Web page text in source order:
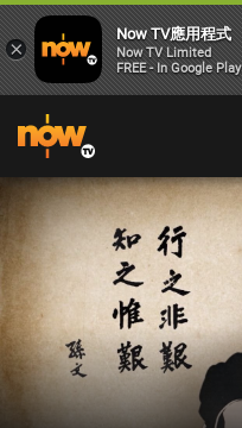
×
Now TV應用程式
Now TV Limited
FREE - In Google Play